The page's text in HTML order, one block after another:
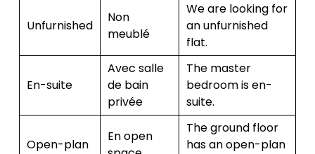
Unfurnished
Non
meublé
We are looking for
an unfurnished
flat.
En-suite
Avec salle
de bain
privée
The master
bedroom is en-
suite.
Open-plan
En open
The ground floor
has an open-plan